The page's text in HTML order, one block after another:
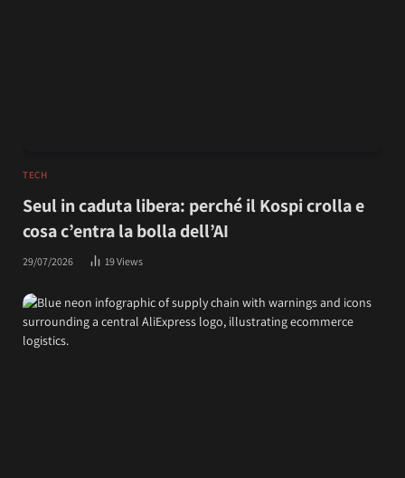
TECH
Seul in caduta libera: perché il Kospi crolla e
cosa c’entra la bolla dell’AI
29/07/2026 19Views